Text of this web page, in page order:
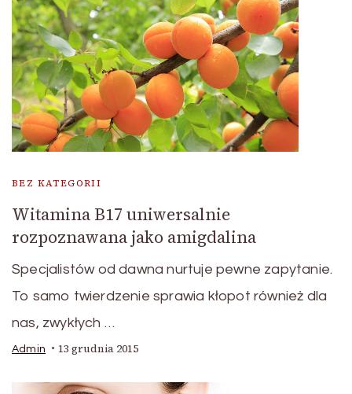
BEZ KATEGORII
Witamina B17 uniwersalnie
rozpoznawana jako amigdalina
Specjalistów od dawna nurtuje pewne zapytanie.
To samo twierdzenie sprawia kłopot również dla
nas, zwykłych …
Admin 13 grudnia 2015